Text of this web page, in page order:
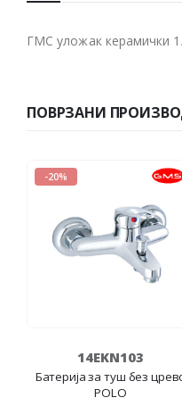
ГМС уложак керамички
ПОВРЗАНИ
-20%
14EKN103
Батерија за туш без
POLO